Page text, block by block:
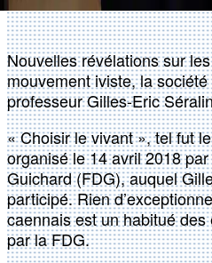
Nouvelles révélations sur
mouvement iviste, la
professeur Gilles-Eric
« Choisir le vivant », tel fut
organisé le 14 avril 2018
Guichard (FDG), auquel
participé. Rien
caennais est un habitué
par la FDG.